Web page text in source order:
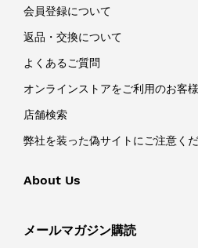
会員登録について
返品・交換について
よくあるご質問
オンラインストアをご利用のお客
店舗検索
弊社を装った偽サイトにご注意く
About Us
メールマガジン購読